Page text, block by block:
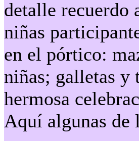
detalle recuerdo
niñas
en el pórtico:
niñas; galletas y
hermosa
Aquí algunas de